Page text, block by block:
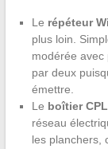
Le répéteur
plus loin.
modérée avec
par deux
émettre.
Le boîtier
réseau
les planchers,